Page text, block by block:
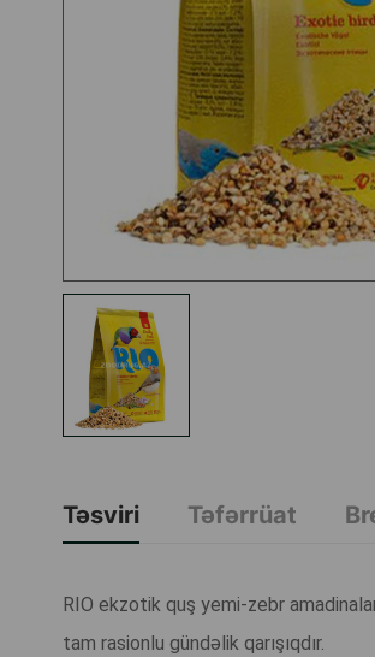
Təsviri Təfərrüat
RIO ekzotik quş yemi-zebr
tam rasionlu gündəlik qarışıqdır.